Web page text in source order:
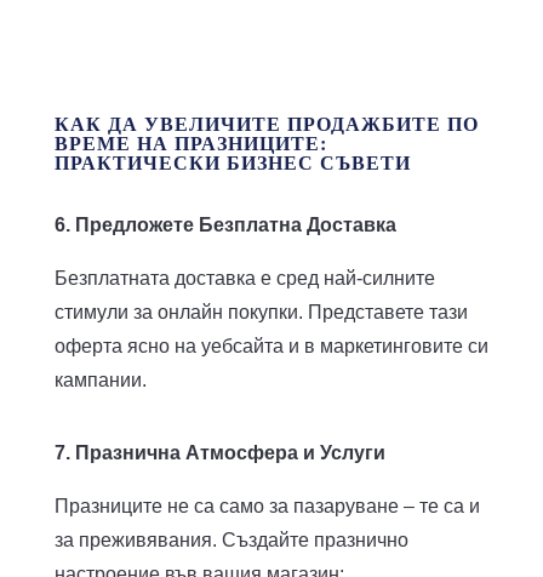
КАК ДА УВЕЛИЧИТЕ ПРОДАЖБИТЕ ПО
ВРЕМЕ НА ПРАЗНИЦИТЕ:
ПРАКТИЧЕСКИ БИЗНЕС СЪВЕТИ
6. Предложете Безплатна Доставка
Безплатната доставка е сред най-силните
стимули за онлайн покупки. Представете тази
оферта ясно на уебсайта и в маркетинговите си
кампании.
7. Празнична Атмосфера и Услуги
Празниците не са само за пазаруване – те са и
за преживявания. Създайте празнично